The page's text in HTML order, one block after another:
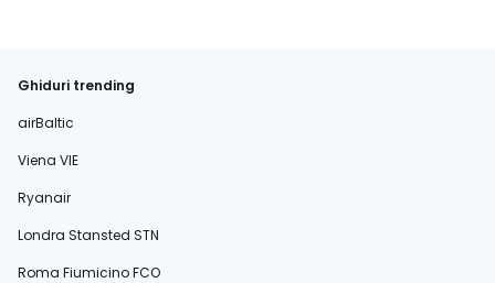
Ghiduri trending
airBaltic
Viena VIE
Ryanair
Londra Stansted STN
Roma Fiumicino FCO